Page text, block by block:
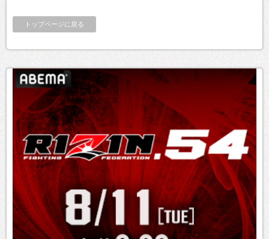
トップページに戻る